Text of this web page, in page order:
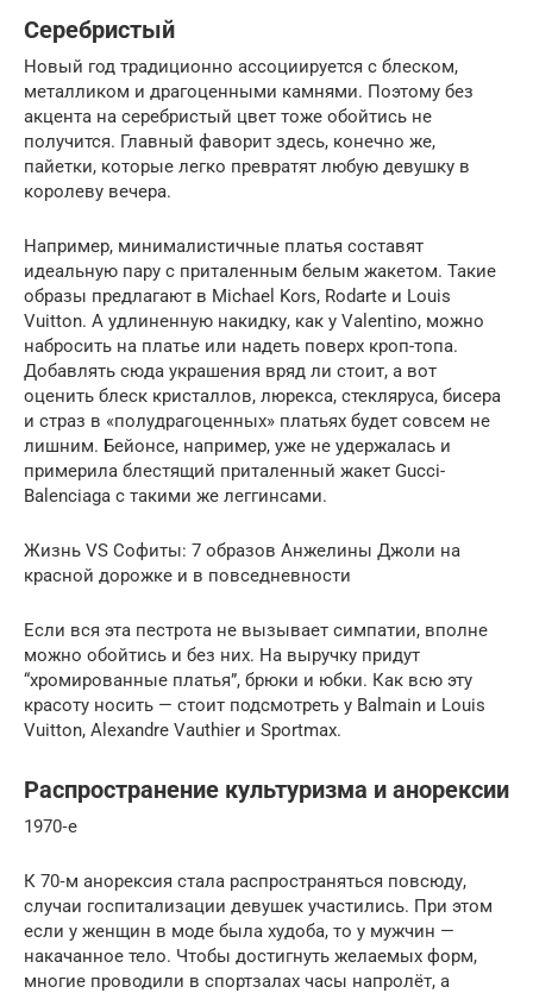
Серебристый
Новый год традиционно ассоциируется с блеском,
металликом и драгоценными камнями. Поэтому без
акцента на серебристый цвет тоже обойтись не
получится. Главный фаворит здесь, конечно же,
пайетки, которые легко превратят любую девушку в
королеву вечера.
Например, минималистичные платья составят
идеальную пару с приталенным белым жакетом. Такие
образы предлагают в Michael Kors, Rodarte и Louis
Vuitton. А удлиненную накидку, как у Valentino, можно
набросить на платье или надеть поверх кроп-топа.
Добавлять сюда украшения вряд ли стоит, а вот
оценить блеск кристаллов, люрекса, стекляруса, бисера
и страз в «полудрагоценных» платьях будет совсем не
лишним. Бейонсе, например, уже не удержалась и
примерила блестящий приталенный жакет Gucci-
Balenciaga с такими же леггинсами.
Жизнь VS Софиты: 7 образов Анжелины Джоли на
красной дорожке и в повседневности
Если вся эта пестрота не вызывает симпатии, вполне
можно обойтись и без них. На выручку придут
“хромированные платья”, брюки и юбки. Как всю эту
красоту носить — стоит подсмотреть у Balmain и Louis
Vuitton, Alexandre Vauthier и Sportmax.
Распространение культуризма и анорексии
1970‑е
К 70‑м анорексия стала распространяться повсюду,
случаи госпитализации девушек участились. При этом
если у женщин в моде была худоба, то у мужчин —
накачанное тело. Чтобы достигнуть желаемых форм,
многие проводили в спортзалах часы напролёт, а